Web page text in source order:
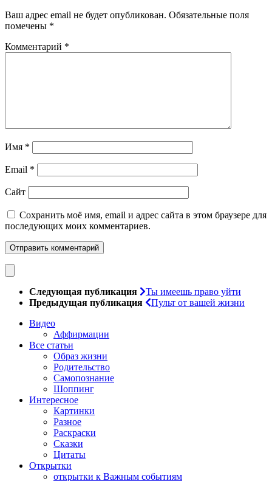
Ваш адрес email не будет опубликован. Обязательные поля
помечены *
Комментарий *
Имя *
Email *
Сайт
Сохранить моё имя, email и адрес сайта в этом браузере для
последующих моих комментариев.
Следующая публикация
Ты имеешь право уйти
Предыдущая публикация
Пульт от вашей жизни
Видео
Аффирмации
Все статьи
Образ жизни
Родительство
Самопознание
Шоппинг
Интересное
Картинки
Разное
Раскраски
Сказки
Цитаты
Открытки
открытки к Важным событиям